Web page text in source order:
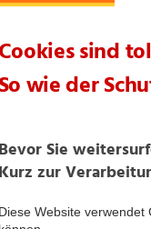
März die Preise für
RÖSTA und
Salzstangen und
letzten Tag im Februar
IFCO Mehrwegsteigen
alleine im Februar:
und 7-mal "gut": ÖKO-
in zwei Tagen:
ins Wochenende: